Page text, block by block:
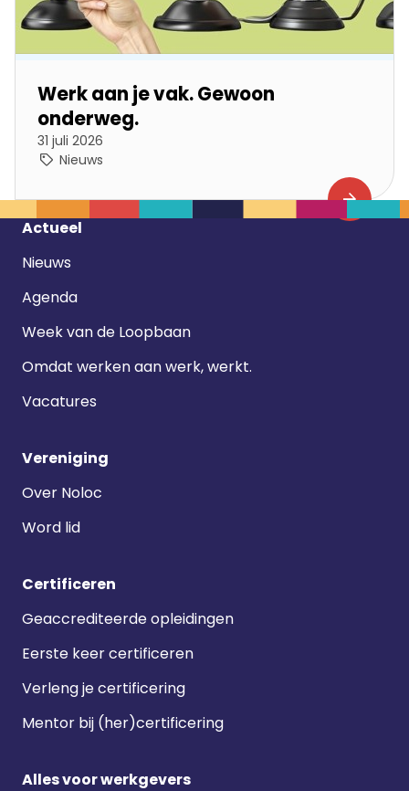
Werk aan je vak. Gewoon
onderweg.
31 juli 2026
Nieuws
Footer
Actueel
Nieuws
Agenda
Week van de Loopbaan
Omdat werken aan werk, werkt.
Vacatures
Vereniging
Over Noloc
Word lid
Certificeren
Geaccrediteerde opleidingen
Eerste keer certificeren
Verleng je certificering
Mentor bij (her)certificering
Alles voor werkgevers